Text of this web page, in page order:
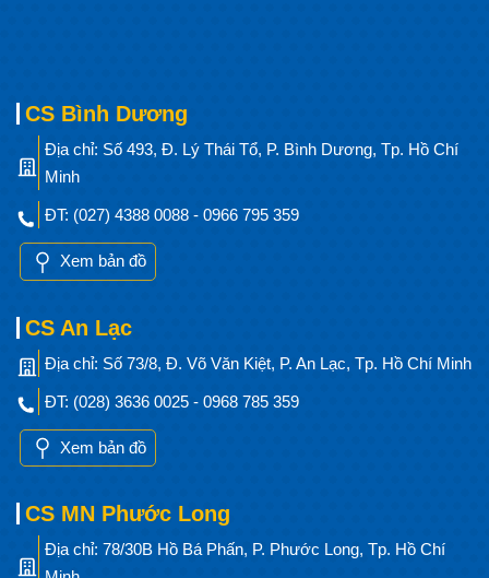
CS Bình Dương
Địa chỉ: Số 493, Đ. Lý Thái Tổ, P. Bình Dương, Tp. Hồ Chí
Minh
ĐT: (027) 4388 0088 - 0966 795 359
Xem bản đồ
CS An Lạc
Địa chỉ: Số 73/8, Đ. Võ Văn Kiệt, P. An Lạc, Tp. Hồ Chí Minh
ĐT: (028) 3636 0025 - 0968 785 359
Xem bản đồ
CS MN Phước Long
Địa chỉ: 78/30B Hồ Bá Phấn, P. Phước Long, Tp. Hồ Chí